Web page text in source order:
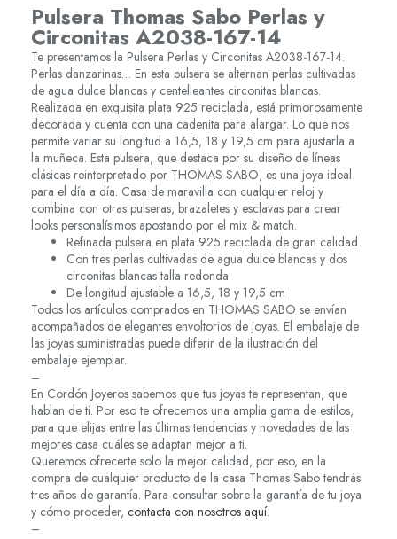
Pulsera Thomas Sabo Perlas y
Circonitas A2038-167-14
Te presentamos la Pulsera Perlas y Circonitas A2038-167-14.
Perlas danzarinas… En esta pulsera se alternan perlas cultivadas
de agua dulce blancas y centelleantes circonitas blancas.
Realizada en exquisita plata 925 reciclada, está primorosamente
decorada y cuenta con una cadenita para alargar. Lo que nos
permite variar su longitud a 16,5, 18 y 19,5 cm para ajustarla a
la muñeca. Esta pulsera, que destaca por su diseño de líneas
clásicas reinterpretado por THOMAS SABO, es una joya ideal
para el día a día. Casa de maravilla con cualquier reloj y
combina con otras pulseras, brazaletes y esclavas para crear
looks personalísimos apostando por el mix & match.
Refinada pulsera en plata 925 reciclada de gran calidad
Con tres perlas cultivadas de agua dulce blancas y dos
circonitas blancas talla redonda
De longitud ajustable a 16,5, 18 y 19,5 cm
Todos los artículos comprados en THOMAS SABO se envían
acompañados de elegantes envoltorios de joyas. El embalaje de
las joyas suministradas puede diferir de la ilustración del
embalaje ejemplar.
–
En Cordón Joyeros sabemos que tus joyas te representan, que
hablan de ti. Por eso te ofrecemos una amplia gama de estilos,
para que elijas entre las últimas tendencias y novedades de las
mejores casa cuáles se adaptan mejor a ti.
Queremos ofrecerte solo la mejor calidad, por eso, en la
compra de cualquier producto de la casa Thomas Sabo tendrás
tres años de garantía. Para consultar sobre la garantía de tu joya
y cómo proceder, contacta con nosotros aquí.
–